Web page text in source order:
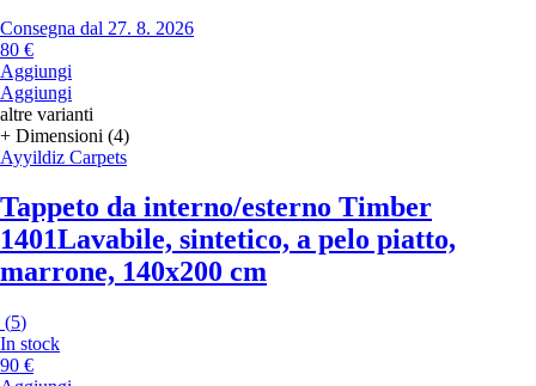
Consegna dal 27. 8. 2026
80 €
Aggiungi
Aggiungi
altre varianti
+ Dimensioni (4)
Ayyildiz Carpets
Tappeto da interno/esterno Timber
1401Lavabile, sintetico, a pelo piatto,
marrone, 140x200 cm
(5)
In stock
90 €